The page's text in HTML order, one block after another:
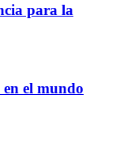
para la
el mundo